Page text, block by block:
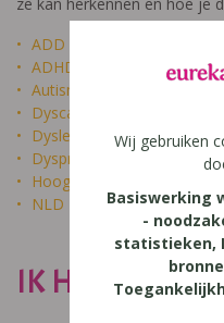
ADD
ADHD
Autisme
Dyscalculie
Dyslexie
Dyspraxie
Hoogbegaafdheid
NLD
IK HEET NIET
Wij gebruiken
Basiswerking
-
statistieken,